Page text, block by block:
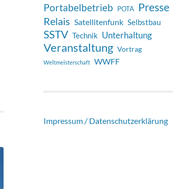
Portabelbetrieb POTA
Presse
Relais Satellitenfunk Selbstbau
SSTV Technik Unterhaltung
Veranstaltung Vortrag
Weltmeisterschaft WWFF
Impressum / Datenschutzerklärung